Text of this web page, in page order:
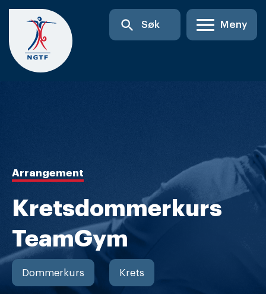
Skip
content
search Søk Meny
Arrangement
Kretsdommerkurs
TeamGym
Dommerkurs Krets